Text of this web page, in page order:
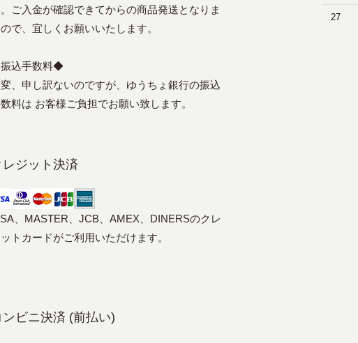
ご入金が確認できてからの商品発送となりま
で、宜しくお願いいたします。
込手数料◆
、申し訳ないのですが、ゆうちょ銀行の振込
料は お客様ご負担でお願い致します。
レジット決済
、MASTER、JCB、AMEX、DINERSのクレ
トカードがご利用いただけます。
ンビニ決済 (前払い)
27